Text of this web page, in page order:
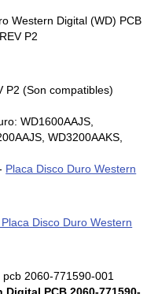
Western Digital (WD) PCB
P2
P2 (Son compatibles)
WD1600AAJS,
WD3200AAKS,
Placa Disco Duro Western
Disco Duro Western
PCB 2060-771590-